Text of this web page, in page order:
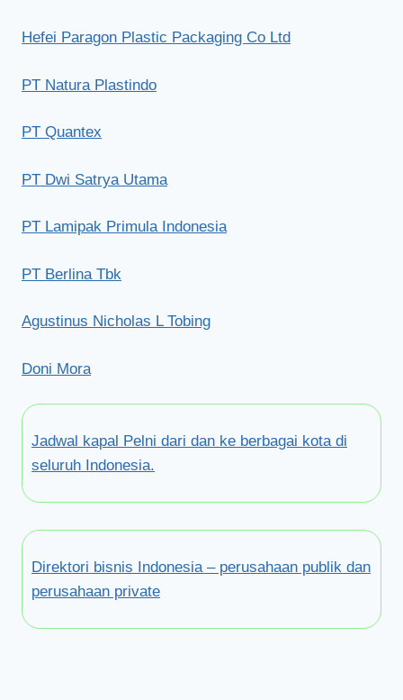
Hefei Paragon Plastic Packaging Co Ltd
PT Natura Plastindo
PT Quantex
PT Dwi Satrya Utama
PT Lamipak Primula Indonesia
PT Berlina Tbk
Agustinus Nicholas L Tobing
Doni Mora
Jadwal kapal Pelni dari dan ke berbagai kota di
seluruh Indonesia.
Direktori bisnis Indonesia – perusahaan publik dan
perusahaan private